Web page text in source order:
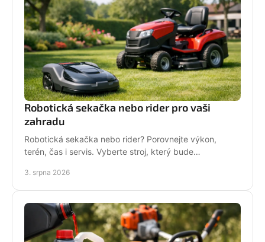
Robotická sekačka nebo rider pro vaši
zahradu
Robotická sekačka nebo rider? Porovnejte výkon,
terén, čas i servis. Vyberte stroj, který bude
sezónu.
3. srpna 2026